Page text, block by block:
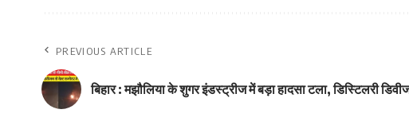
PREVIOUS ARTICLE
बिहार : मझौलिया के शुगर इंडस्ट्रीज में बड़ा हादसा टला, डिस्टिलरी